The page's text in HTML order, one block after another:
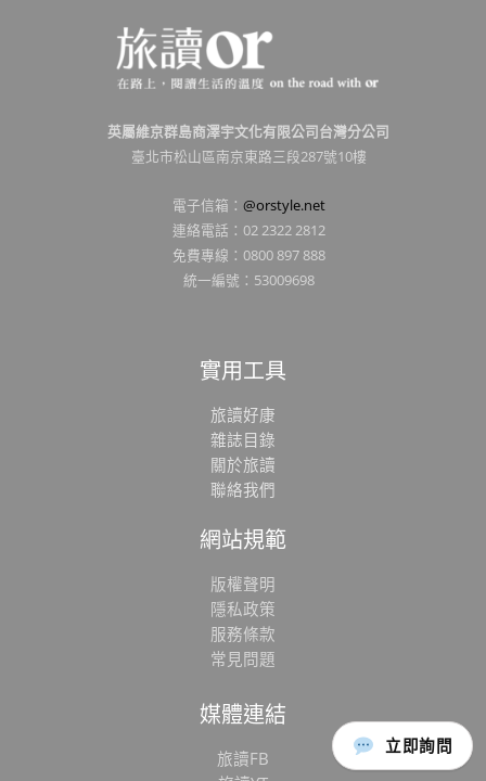
立即詢問
英屬維京群島商澤宇文化有限公司台灣分公司
臺北市松山區南京東路三段287號10樓
電子信箱： @orstyle.net
連絡電話：02 2322 2812
免費專線：0800 897 888
統一編號：53009698
實用工具
旅讀好康
雜誌目錄
關於旅讀
聯絡我們
網站規範
版權聲明
隱私政策
服務條款
常見問題
媒體連結
旅讀FB